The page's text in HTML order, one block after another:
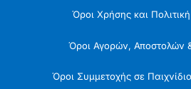
Όροι Χρήσης και
Όροι Αγορών, Αποστολών
Όροι Συμμετοχής σε